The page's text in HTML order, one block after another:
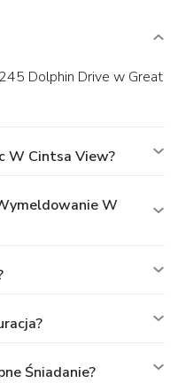
W Cintsa View?
W
Śniadanie?